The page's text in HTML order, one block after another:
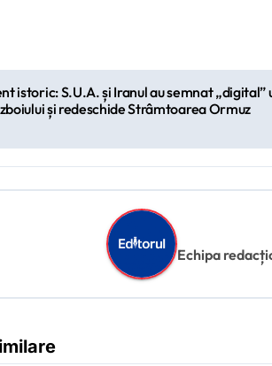
istoric: S.U.A. și Iranul au semnat „digital”
și redeschide Strâmtoarea Ormuz
Echipa